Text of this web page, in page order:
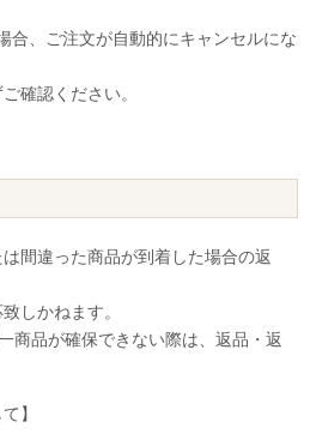
合、ご注文が自動的にキャンセルにな
確認ください。
間違った商品が到着した場合の返
しかねます。
商品が確保できない際は、返品・返
】